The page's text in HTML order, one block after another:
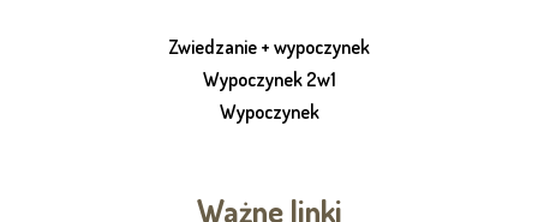
Zwiedzanie + wypoczynek
Wypoczynek 2w1
Wypoczynek
Ważne linki